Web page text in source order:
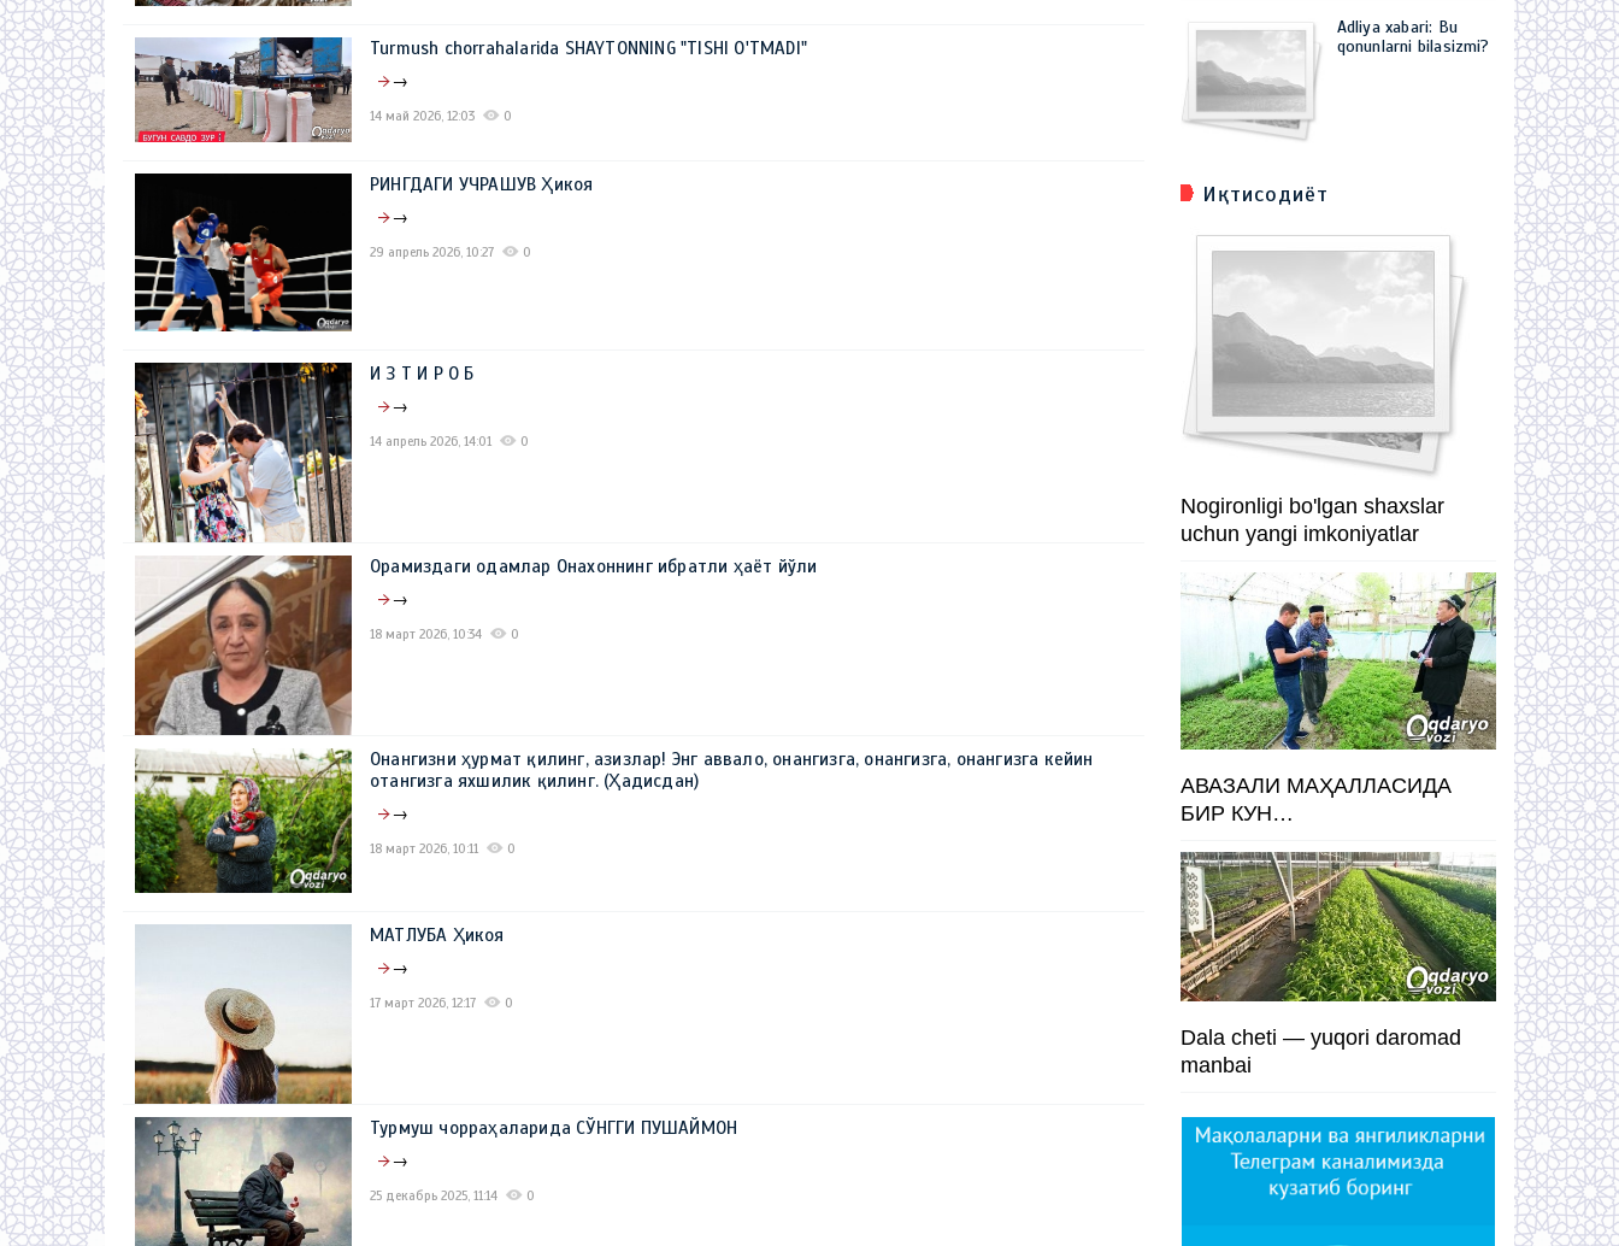
Turmush chorrahalarida SHAYTONNING "TISHI O'TMADI"
→
14 май 2026, 12:03 0
РИНГДАГИ УЧРАШУВ Ҳикоя
→
29 апрель 2026, 10:27 0
И З Т И Р О Б
→
14 апрель 2026, 14:01 0
Орамиздаги одамлар Онахоннинг ибратли ҳаёт йўли
→
18 март 2026, 10:34 0
Онангизни ҳурмат қилинг, азизлар! Энг аввало, онангизга, онангизга, онангизга кейин
отангизга яхшилик қилинг. (Ҳадисдан)
→
18 март 2026, 10:11 0
МАТЛУБА Ҳикоя
→
17 март 2026, 12:17 0
Турмуш чорраҳаларида СЎНГГИ ПУШАЙМОН
→
25 декабрь 2025, 11:14 0
Adliya xabari: Bu
qonunlarni bilasizmi?
Иқтисодиёт
Nogironligi bo'lgan shaxslar
uchun yangi imkoniyatlar
АВАЗАЛИ МАҲАЛЛАСИДА
БИР КУН…
Dala cheti — yuqori daromad
manbai